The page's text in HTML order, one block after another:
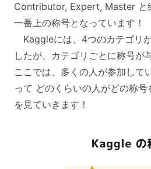
Contributor, Expert, Master と
一番上の称号となっています！
Kaggleには、4つのカテゴリ
したが、カテゴリごとに称号が
ここでは、多くの人が参加し
って どのくらいの人がどの称号
を見ていきます！